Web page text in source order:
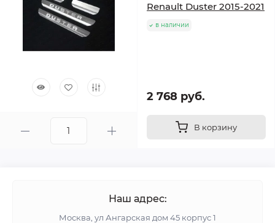
Renault Duster 2015-2021
в наличии
2 768 руб.
В корзину
Наш адрес:
Москва, ул Ангарская дом 45 корпус 1